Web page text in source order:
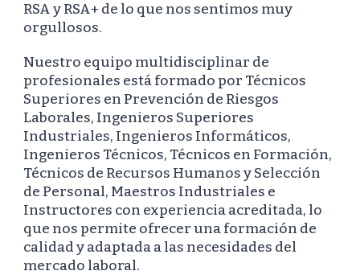
RSA y RSA+ de lo que nos sentimos muy
orgullosos.
Nuestro equipo multidisciplinar de
profesionales está formado por Técnicos
Superiores en Prevención de Riesgos
Laborales, Ingenieros Superiores
Industriales, Ingenieros Informáticos,
Ingenieros Técnicos, Técnicos en Formación,
Técnicos de Recursos Humanos y Selección
de Personal, Maestros Industriales e
Instructores con experiencia acreditada, lo
que nos permite ofrecer una formación de
calidad y adaptada a las necesidades del
mercado laboral.